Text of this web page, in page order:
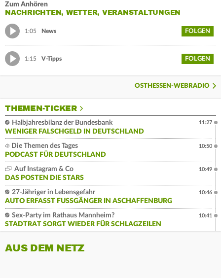
Zum Anhören
NACHRICHTEN, WETTER, VERANSTALTUNGEN
1:05 News FOLGEN
1:15 V-Tipps FOLGEN
OSTHESSEN-WEBRADIO
THEMEN-TICKER
Halbjahresbilanz der Bundesbank
WENIGER FALSCHGELD IN DEUTSCHLAND
11:27
Die Themen des Tages
PODCAST FÜR DEUTSCHLAND
10:50
Auf Instagram & Co
DAS POSTEN DIE STARS
10:49
27-Jähriger in Lebensgefahr
AUTO ERFASST FUSSGÄNGER IN ASCHAFFENBURG
10:46
Sex-Party im Rathaus Mannheim?
STADTRAT SORGT WIEDER FÜR SCHLAGZEILEN
10:41
AUS DEM NETZ